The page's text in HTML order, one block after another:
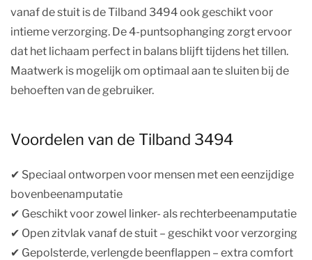
vanaf de stuit is de Tilband 3494 ook geschikt voor
intieme verzorging. De 4-puntsophanging zorgt ervoor
dat het lichaam perfect in balans blijft tijdens het tillen.
Maatwerk is mogelijk om optimaal aan te sluiten bij de
behoeften van de gebruiker.
Voordelen van de Tilband 3494
✔︎ Speciaal ontworpen voor mensen met een eenzijdige
bovenbeenamputatie
✔︎ Geschikt voor zowel linker- als rechterbeenamputatie
✔︎ Open zitvlak vanaf de stuit – geschikt voor verzorging
✔︎ Gepolsterde, verlengde beenflappen – extra comfort